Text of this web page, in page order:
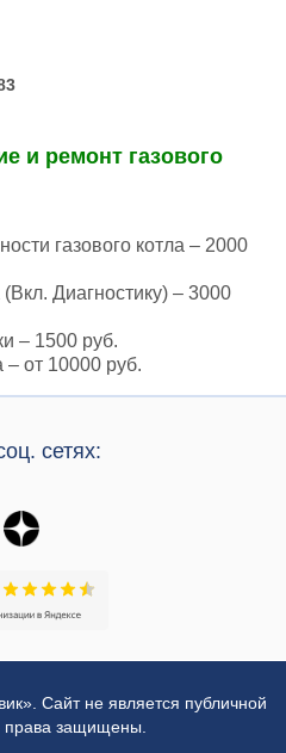
и ремонт газового
газового котла – 2000
(Вкл. Диагностику) – 3000
– 1500 руб.
– от 10000 руб.
сетях:
Сайт не является публичной
защищены.